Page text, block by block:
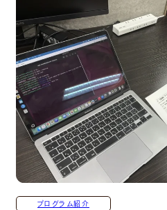
プログラム紹介